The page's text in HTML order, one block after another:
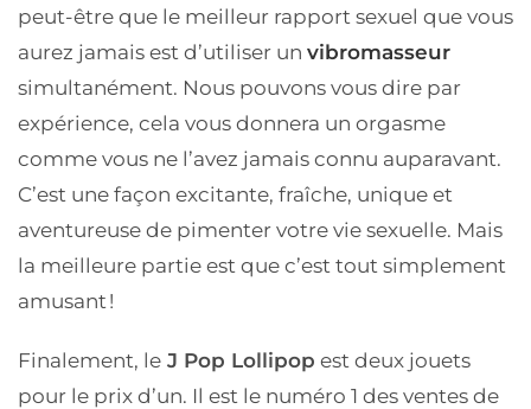
peut-être que le meilleur rapport sexuel que vous
aurez jamais est d’utiliser un vibromasseur
simultanément. Nous pouvons vous dire par
expérience, cela vous donnera un orgasme
comme vous ne l’avez jamais connu auparavant.
C’est une façon excitante, fraîche, unique et
aventureuse de pimenter votre vie sexuelle. Mais
la meilleure partie est que c’est tout simplement
amusant !
Finalement, le J Pop Lollipop est deux jouets
pour le prix d’un. Il est le numéro 1 des ventes de